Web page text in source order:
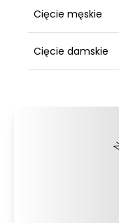
Cięcie męskie
Cięcie damskie